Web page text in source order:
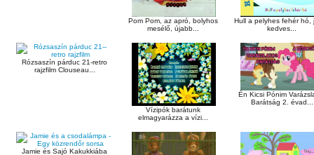
Pom Pom, az apró, bolyhos
mesélő, újabb...
Hull a pelyhes fehér hó,
kedves...
Rózsaszín párduc 21-retro
rajzfilm Clouseau...
Vízipók barátunk
elmagyarázza a vízi...
Én Kicsi Pónim
Barátság 2. évad...
Jamie és Sajó Kakukkiába